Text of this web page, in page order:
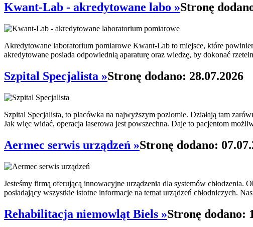
Kwant-Lab - akredytowane labo »Stronę
Akredytowane laboratorium pomiarowe Kwant-Lab to miejsce, które
akredytowane posiada odpowiednią aparaturę oraz wiedzę, by dokonać
Szpital Specjalista »Stronę dodano: 28.07.2026
Szpital Specjalista, to placówka na najwyższym poziomie. Działają tam
Jak więc widać, operacja laserowa jest powszechna. Daje to pacjentom
Aermec serwis urządzeń »Stronę dodano:
Jesteśmy firmą oferującą innowacyjne urządzenia dla systemów
posiadający wszystkie istotne informacje na temat urządzeń chłodniczych.
Rehabilitacja niemowląt Biels »Stronę dodano: